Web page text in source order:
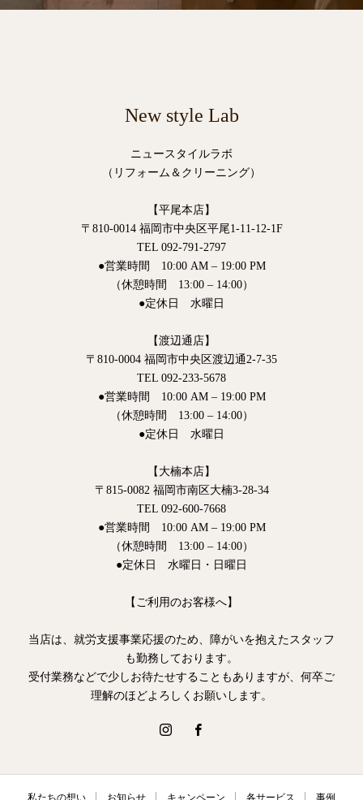
New style Lab
ニュースタイルラボ
（リフォーム＆クリーニング）
【平尾本店】
〒810-0014 福岡市中央区平尾1-11-12-1F
TEL 092-791-2797
●営業時間 10:00 AM – 19:00 PM
（休憩時間 13:00 – 14:00）
●定休日 水曜日
【渡辺通店】
〒810-0004 福岡市中央区渡辺通2-7-35
TEL 092-233-5678
●営業時間 10:00 AM – 19:00 PM
（休憩時間 13:00 – 14:00）
●定休日 水曜日
【大楠本店】
〒815-0082 福岡市南区大楠3-28-34
TEL 092-600-7668
●営業時間 10:00 AM – 19:00 PM
（休憩時間 13:00 – 14:00）
●定休日 水曜日・日曜日
【ご利用のお客様へ】
当店は、就労支援事業応援のため、障がいを抱えたスタッフ
も勤務しております。
受付業務などで少しお待たせすることもありますが、何卒ご
理解のほどよろしくお願いします。